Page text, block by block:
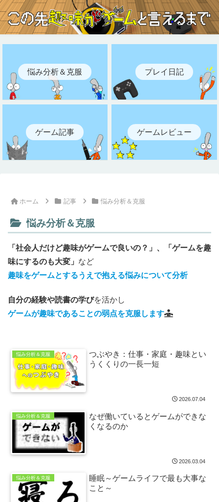
悩み分析＆克服 プレイ日記
ゲーム記事 ゲームレビュー
ホーム 記事 悩み分析＆克服
悩み分析＆克服
「社会人だけど趣味がゲームで良いの？」、「ゲームを趣
味にするのも大変」 など
趣味をゲームとするうえで抱える悩みについて分析
自分の経験や読書の学びを活かし
ゲームが趣味であることの弱点を克服します
悩み分析＆克服
つぶやき：仕事・家庭・趣味とい
うくくりの一長一短
2026.07.04
悩み分析＆克服
なぜ働いているとゲームができな
くなるのか
2026.03.04
悩み分析＆克服
睡眠～ゲームライフで最も大事な
こと～